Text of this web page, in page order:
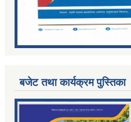
बजेट तथा कार्यक्रम पुस्तिका